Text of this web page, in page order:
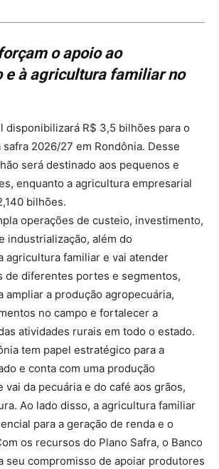
o apoio ao
e à agricultura familiar no
disponibilizará R$ 3,5 bilhões para o
2026/27 em Rondônia. Desse
será destinado aos pequenos e
enquanto a agricultura empresarial
bilhões.
operações de custeio, investimento,
industrialização, além do
agricultura familiar e vai atender
de diferentes portes e segmentos,
ampliar a produção agropecuária,
no campo e fortalecer a
atividades rurais em todo o estado.
tem papel estratégico para a
e conta com uma produção
vai da pecuária e do café aos grãos,
Ao lado disso, a agricultura familiar
para a geração de renda e o
os recursos do Plano Safra, o Banco
seu compromisso de apoiar produtores